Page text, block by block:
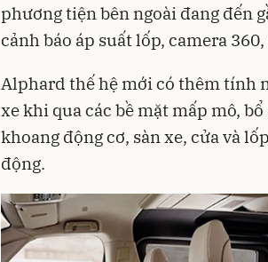
phương tiện bên ngoài đang đến
cảnh báo áp suất lốp, camera
Alphard thế hệ mới có thêm tính
xe khi qua các bề mặt mấp mô,
khoang động cơ, sàn xe, cửa và
động.